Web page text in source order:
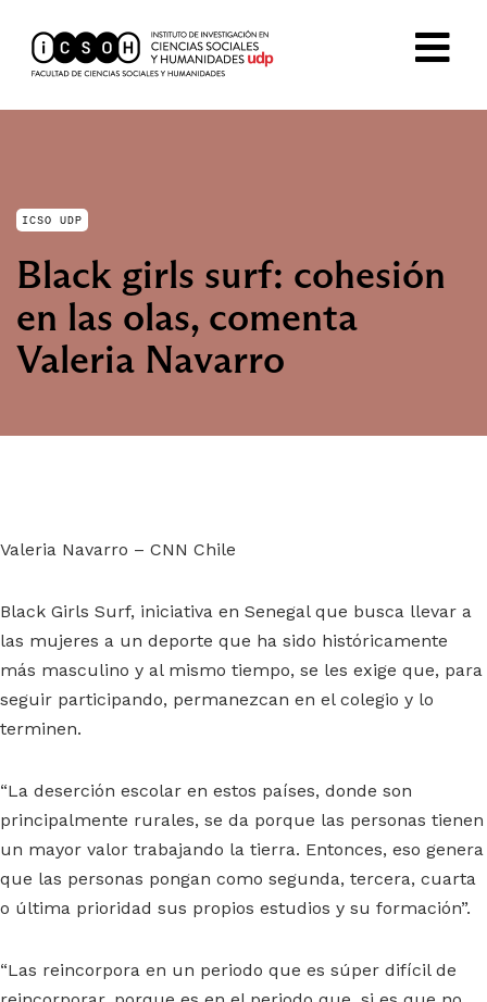
ICSO UDP
Black girls surf: cohesión
en las olas, comenta
Valeria Navarro
Valeria Navarro – CNN Chile
Black Girls Surf, iniciativa en Senegal que busca llevar a
las mujeres a un deporte que ha sido históricamente
más masculino y al mismo tiempo, se les exige que, para
seguir participando, permanezcan en el colegio y lo
terminen.
“La deserción escolar en estos países, donde son
principalmente rurales, se da porque las personas tienen
un mayor valor trabajando la tierra. Entonces, eso genera
que las personas pongan como segunda, tercera, cuarta
o última prioridad sus propios estudios y su formación”.
“Las reincorpora en un periodo que es súper difícil de